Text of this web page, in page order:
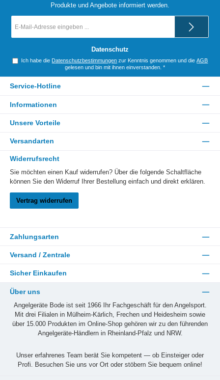
Produkte und Angebote informiert werden.
Mail-
Datenschutz
Ich habe die Datenschutzbestimmungen zur Kenntnis genommen und dieAGB
gelesen und bin mit ihnen einverstanden. *
Service-Hotline
Informationen
Unsere Vorteile
Versandarten
Widerrufsrecht
Sie möchten einen Kauf widerrufen? Über die folgende Schaltfläche
können Sie den Widerruf Ihrer Bestellung einfach und direkt erklären.
Vertrag widerrufen
Zahlungsarten
Versand / Zentrale
Sicher Einkaufen
Über uns
Angelgeräte Bode ist seit 1966 Ihr Fachgeschäft für den Angelsport.
Mit drei Filialen in Mülheim-Kärlich, Frechen und Heidesheim sowie
über 15.000 Produkten im Online-Shop gehören wir zu den führenden
Angelgeräte-Händlern in Rheinland-Pfalz und NRW.
Unser erfahrenes Team berät Sie kompetent — ob Einsteiger oder
Profi. Besuchen Sie uns vor Ort oder stöbern Sie bequem online!